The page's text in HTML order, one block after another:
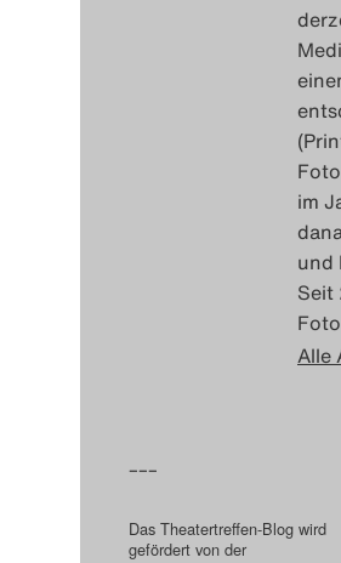
im
und
Seit
Alle
–––
Das Theatertreffen-Blog wird
gefördert von der